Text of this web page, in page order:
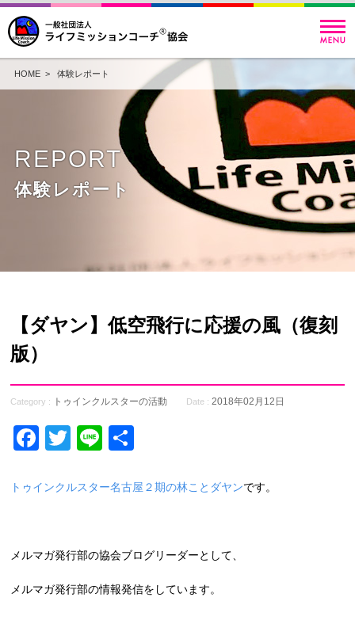
HOME> 体験レポート
REPORT
体験レポート
【ダヤン】低空飛行に応援の風（復刻
版）
Category : トゥインクルスターの活動 Date : 2018年02月12日
Facebook
Twitter
Line
トゥインクルスター名古屋２期の林ことダヤンです。
メルマガ発行部の協会ブログリーダーとして、
メルマガ発行部の情報発信をしています。